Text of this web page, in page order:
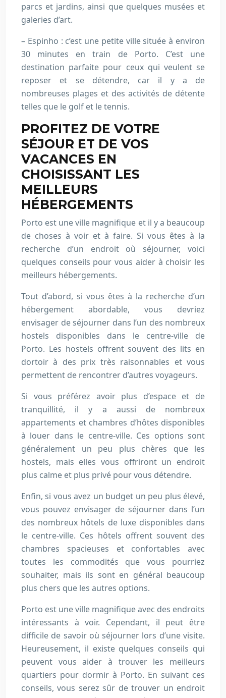
parcs et jardins, ainsi que quelques musées et
galeries d’art.
– Espinho : c’est une petite ville située à environ
30 minutes en train de Porto. C’est une
destination parfaite pour ceux qui veulent se
reposer et se détendre, car il y a de
nombreuses plages et des activités de détente
telles que le golf et le tennis.
PROFITEZ DE VOTRE
SÉJOUR ET DE VOS
VACANCES EN
CHOISISSANT LES
MEILLEURS
HÉBERGEMENTS
Porto est une ville magnifique et il y a beaucoup
de choses à voir et à faire. Si vous êtes à la
recherche d’un endroit où séjourner, voici
quelques conseils pour vous aider à choisir les
meilleurs hébergements.
Tout d’abord, si vous êtes à la recherche d’un
hébergement abordable, vous devriez
envisager de séjourner dans l’un des nombreux
hostels disponibles dans le centre-ville de
Porto. Les hostels offrent souvent des lits en
dortoir à des prix très raisonnables et vous
permettent de rencontrer d’autres voyageurs.
Si vous préférez avoir plus d’espace et de
tranquillité, il y a aussi de nombreux
appartements et chambres d’hôtes disponibles
à louer dans le centre-ville. Ces options sont
généralement un peu plus chères que les
hostels, mais elles vous offriront un endroit
plus calme et plus privé pour vous détendre.
Enfin, si vous avez un budget un peu plus élevé,
vous pouvez envisager de séjourner dans l’un
des nombreux hôtels de luxe disponibles dans
le centre-ville. Ces hôtels offrent souvent des
chambres spacieuses et confortables avec
toutes les commodités que vous pourriez
souhaiter, mais ils sont en général beaucoup
plus chers que les autres options.
Porto est une ville magnifique avec des endroits
intéressants à voir. Cependant, il peut être
difficile de savoir où séjourner lors d’une visite.
Heureusement, il existe quelques conseils qui
peuvent vous aider à trouver les meilleurs
quartiers pour dormir à Porto. En suivant ces
conseils, vous serez sûr de trouver un endroit